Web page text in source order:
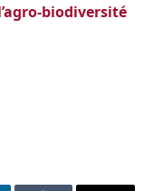
biodiversité